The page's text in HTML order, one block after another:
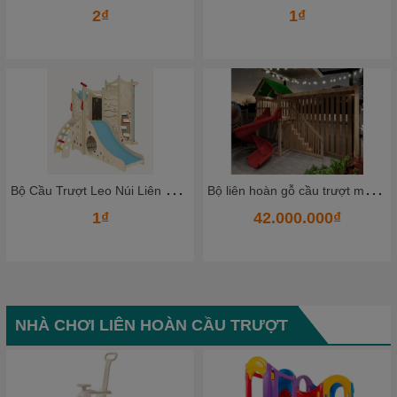
2₫
B
ộ Cầu Trượt Leo Núi Liên Hoàn Bằng Gỗ Cao Cấp – Không Gian Vận Động Mini Cho Bé Ngay Tại Nhà
1₫
1₫
B
ộ liên hoàn gỗ cầu trượt mẫu mới
42.000.000₫
NHÀ CHƠI LIÊN HOÀN CẦU TRƯỢT